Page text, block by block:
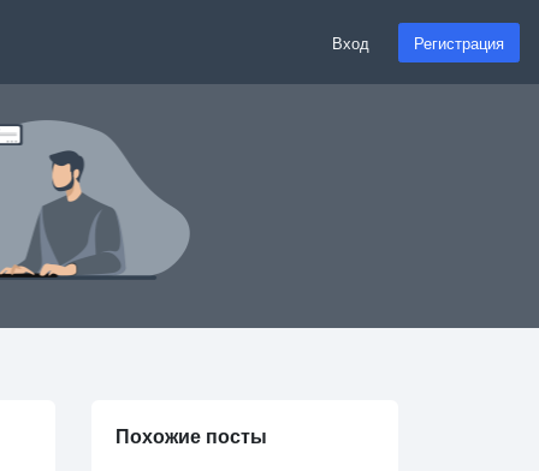
Вход Регистрация
Похожие посты